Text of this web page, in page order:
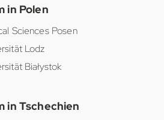
in Polen
Sciences Posen
Lodz
Białystok
in Tschechien